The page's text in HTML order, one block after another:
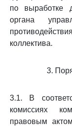
по выработке
органа
коллектива.
3.
3.1. В
комиссиях
правовым